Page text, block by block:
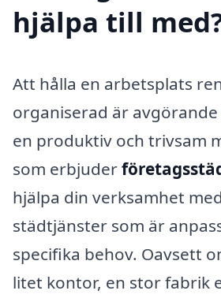
hjälpa till
Att hålla en arbetsplats
organiserad är
en produktiv och trivsam
som erbjuder
hjälpa din verksamhet
städtjänster som är
specifika behov. Oavsett
litet kontor, en stor fabrik